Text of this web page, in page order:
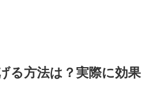
る方法は？実際に効果